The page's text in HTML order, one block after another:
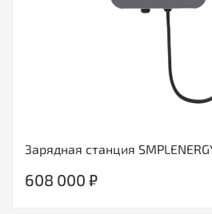
Зарядная станция
608 000 ₽